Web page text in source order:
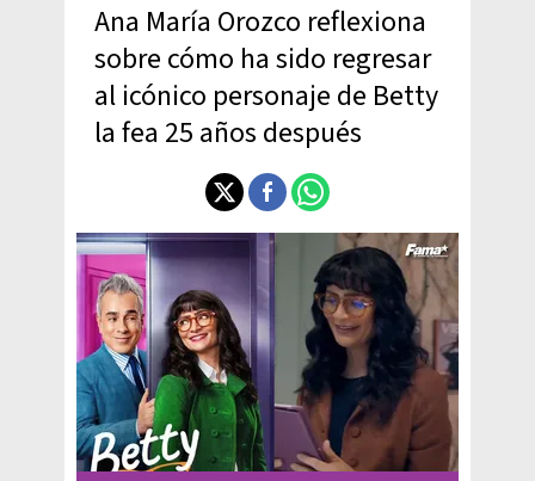
Ana María Orozco reflexiona
sobre cómo ha sido regresar
al icónico personaje de Betty
la fea 25 años después